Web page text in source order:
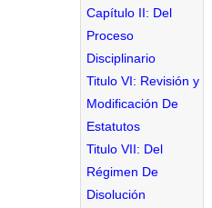
Capítulo II: Del
Proceso
Disciplinario
Titulo VI: Revisión y
Modificación De
Estatutos
Titulo VII: Del
Régimen De
Disolución